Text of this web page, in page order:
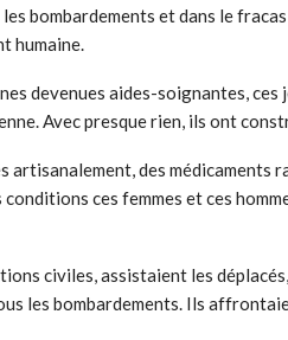
bombardements et dans le
humaine.
devenues aides-soignantes,
Avec presque rien, ils ont
des
ces femmes et ces
civiles, assistaient les
les bombardements. Ils